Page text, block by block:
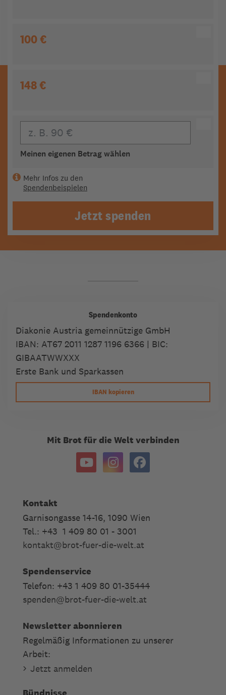
100 €
148 €
Meinen eigenen Betrag wählen
Mehr Infos zu den
Spendenbeispielen
Jetzt spenden
Spendenkonto
Diakonie Austria gemeinnützige GmbH
IBAN: AT67 2011 1287 1196 6366 | BIC:
GIBAATWWXXX
Erste Bank und Sparkassen
IBAN kopieren
Mit Brot für die Welt verbinden
Kontakt
Garnisongasse 14-16, 1090 Wien
Tel.: +43 1 409 80 01 - 3001
kontakt@brot-fuer-die-welt.at
Spendenservice
Telefon: +43 1 409 80 01-35444
spenden@brot-fuer-die-welt.at
Newsletter abonnieren
Regelmäßig Informationen zu unserer
Arbeit:
Jetzt anmelden
Bündnisse